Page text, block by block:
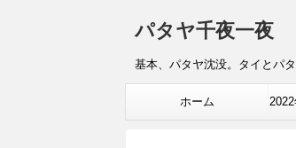
パタヤ千夜一夜
基本、パタヤ沈没。タイとパ
ホーム